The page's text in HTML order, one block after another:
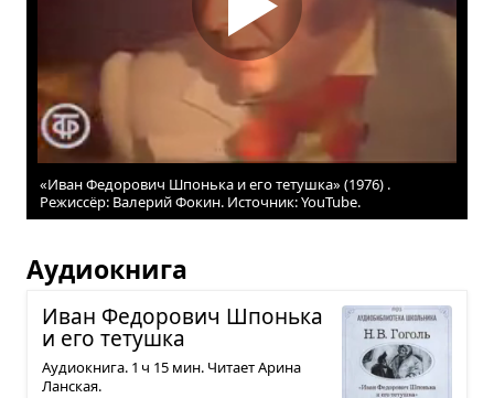
«Иван Федорович Шпонька и его тетушка» (1976) .
Режиссёр: Валерий Фокин. Источник: YouTube.
Аудиокнига
Иван Федо­ро­вич Шпонька
и его тетушка
Аудиокнига. 1 ч 15 мин. Читает Арина
Ланская.